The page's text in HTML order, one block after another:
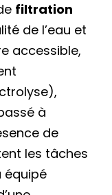
filtration
de l’eau et
accessible,
à
de
les tâches
équipé